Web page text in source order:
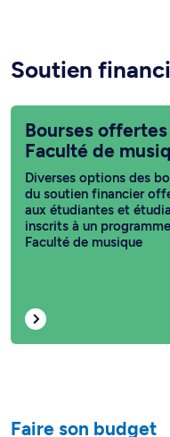
Soutien
Bourses offertes
Faculté de
Diverses options des
du soutien financier
aux étudiantes et
inscrits à un
Faculté de musique
Faire son budget